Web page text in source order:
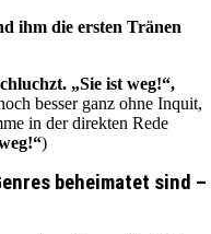
ihm die ersten Tränen
„Sie ist weg!“,
besser ganz ohne Inquit,
in der direkten Rede
)
beheimatet sind –